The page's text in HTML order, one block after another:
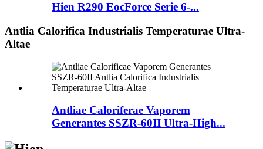
Hien R290 EocForce Serie 6-...
Antlia Calorifica Industrialis Temperaturae Ultra-
Altae
Antliae Caloriferae Vaporem
Generantes SSZR-60II Ultra-High...